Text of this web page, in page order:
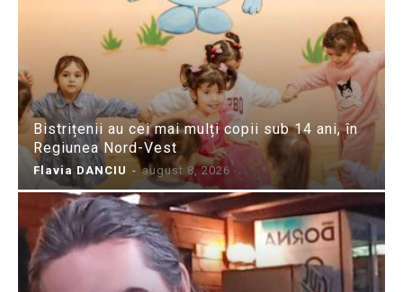
Bistrițenii au cei mai mulți copii sub 14 ani, în
Regiunea Nord-Vest
Flavia DANCIU - august 8, 2026